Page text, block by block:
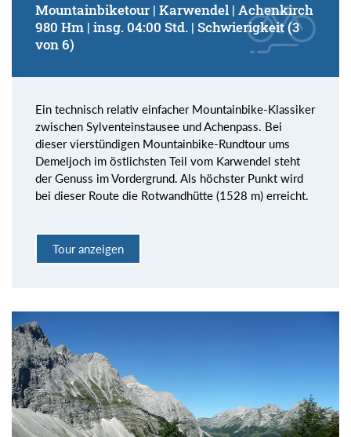
Mountainbiketour | Karwendel | Achenkirch
980 Hm | insg. 04:00 Std. | Schwierigkeit (3
von 6)
Ein technisch relativ einfacher Mountainbike-Klassiker
zwischen Sylventeinstausee und Achenpass. Bei
dieser vierstündigen Mountainbike-Rundtour ums
Demeljoch im östlichsten Teil vom Karwendel steht
der Genuss im Vordergrund. Als höchster Punkt wird
bei dieser Route die Rotwandhütte (1528 m) erreicht.
Tour anzeigen